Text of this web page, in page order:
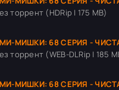
торрент (HDRip | 175 MB)
МИШКИ: 68 СЕРИЯ -
торрент (WEB-DLRip | 185
МИШКИ: 68 СЕРИЯ -